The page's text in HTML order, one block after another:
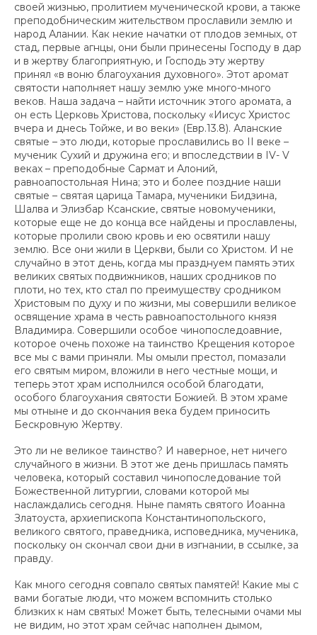
своей жизнью, пролитием мученической крови, а также
преподобническим жительством прославили землю и
народ Алании. Как некие начатки от плодов земных, от
стад, первые агнцы, они были принесены Господу в дар
и в жертву благоприятную, и Господь эту жертву
принял «в воню благоухания духовного». Этот аромат
святости наполняет нашу землю уже много-много
веков. Наша задача – найти источник этого аромата, а
он есть Церковь Христова, поскольку «Иисус Христос
вчера и днесь Тойже, и во веки» (Евр.13.8). Аланские
святые – это люди, которые прославились во II веке –
мученик Сухий и дружина его; и впоследствии в IV- V
веках – преподобные Сармат и Алоний,
равноапостольная Нина; это и более поздние наши
святые – святая царица Тамара, мученики Бидзина,
Шалва и Элизбар Ксанские, святые новомученики,
которые еще не до конца все найдены и прославлены,
которые пролили свою кровь и ею освятили нашу
землю. Все они жили в Церкви, были со Христом. И не
случайно в этот день, когда мы празднуем память этих
великих святых подвижников, наших сродников по
плоти, но тех, кто стал по преимуществу сродником
Христовым по духу и по жизни, мы совершили великое
освящение храма в честь равноапостольного князя
Владимира. Совершили особое чинопоследоавние,
которое очень похоже на таинство Крещения которое
все мы с вами приняли. Мы омыли престол, помазали
его святым миром, вложили в него честные мощи, и
теперь этот храм исполнился особой благодати,
особого благоухания святости Божией. В этом храме
мы отныне и до скончания века будем приносить
Бескровную Жертву.
Это ли не великое таинство? И наверное, нет ничего
случайного в жизни. В этот же день пришлась память
человека, который составил чинопоследование той
Божественной литургии, словами которой мы
наслаждались сегодня. Ныне память святого Иоанна
Златоуста, архиепископа Константинопольского,
великого святого, праведника, исповедника, мученика,
поскольку он скончал свои дни в изгнании, в ссылке, за
правду.
Как много сегодня совпало святых памятей! Какие мы с
вами богатые люди, что можем вспомнить столько
близких к нам святых! Может быть, телесными очами мы
не видим, но этот храм сейчас наполнен дымом,